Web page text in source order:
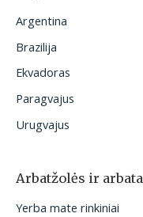
Argentina
Brazilija
Ekvadoras
Paragvajus
Urugvajus
Arbatžolės ir arbata
Yerba mate rinkiniai